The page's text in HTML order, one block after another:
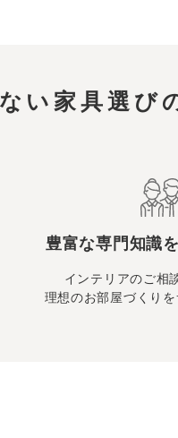
い家具選び
豊富な専門知識
インテリアのご相
理想のお部屋づくりを